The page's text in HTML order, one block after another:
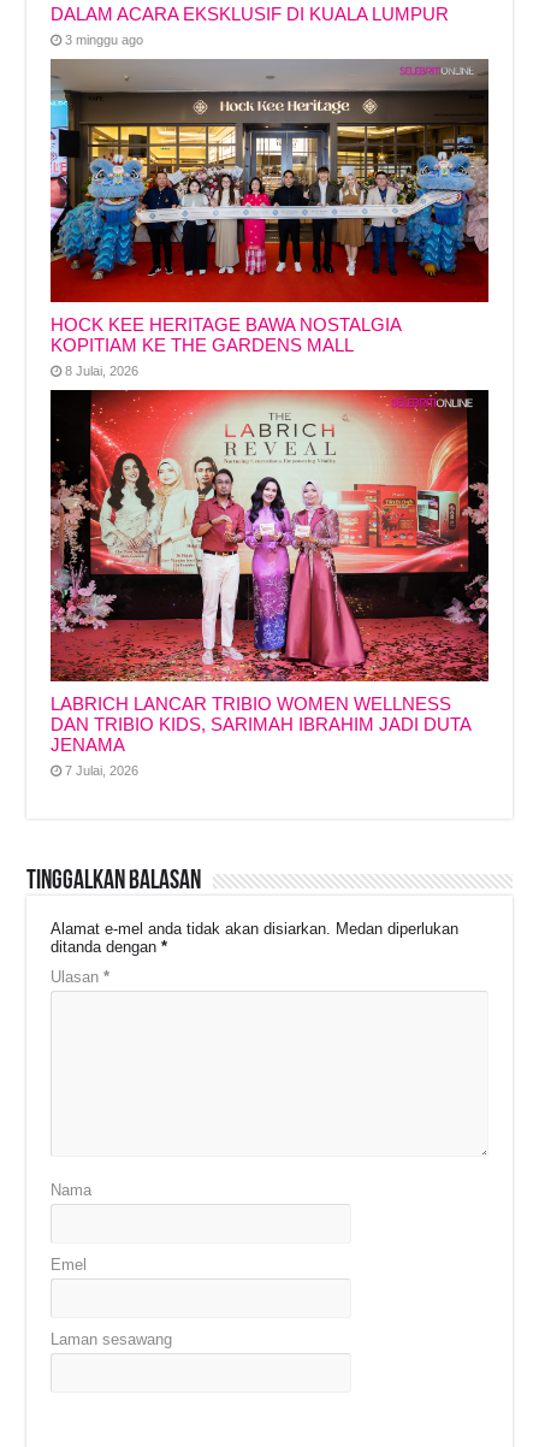
DALAM ACARA EKSKLUSIF DI KUALA LUMPUR
3 minggu ago
HOCK KEE HERITAGE BAWA NOSTALGIA
KOPITIAM KE THE GARDENS MALL
8 Julai, 2026
LABRICH LANCAR TRIBIO WOMEN WELLNESS
DAN TRIBIO KIDS, SARIMAH IBRAHIM JADI DUTA
JENAMA
7 Julai, 2026
Tinggalkan Balasan
Alamat e-mel anda tidak akan disiarkan. Medan diperlukan
ditanda dengan*
Ulasan*
Nama
Emel
Laman sesawang